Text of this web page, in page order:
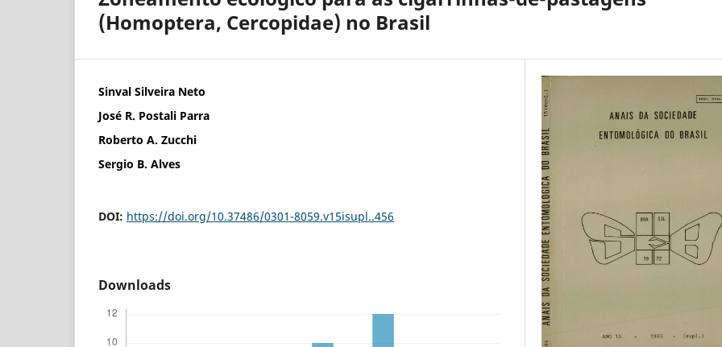
(Homoptera, Cercopidae) no Brasil
Sinval Silveira Neto
José R. Postali Parra
Roberto A. Zucchi
Sergio B. Alves
DOI: https://doi.org/10.37486/0301-8059.v15isupl..456
Downloads